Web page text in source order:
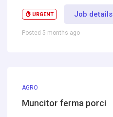
URGENT Job details
Posted 5 months ago
AGRO
Muncitor ferma porci